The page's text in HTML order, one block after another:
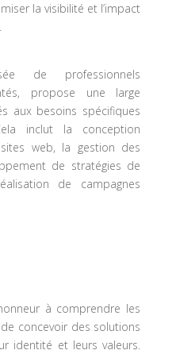
la visibilité et l’impact
de professionnels
propose une large
aux besoins spécifiques
inclut la conception
web, la gestion des
de stratégies de
de campagnes
à comprendre les
concevoir des solutions
identité et leurs valeurs.